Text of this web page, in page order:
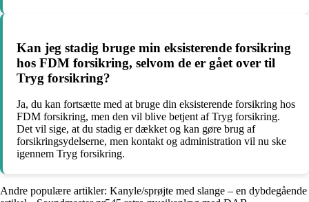
Kan jeg stadig bruge min eksisterende forsikring
hos FDM forsikring, selvom de er gået over til
Tryg forsikring?
Ja, du kan fortsætte med at bruge din eksisterende forsikring hos
FDM forsikring, men den vil blive betjent af Tryg forsikring.
Det vil sige, at du stadig er dækket og kan gøre brug af
forsikringsydelserne, men kontakt og administration vil nu ske
igennem Tryg forsikring.
Andre populære artikler: Kanyle/sprøjte med slange – en dybdegående